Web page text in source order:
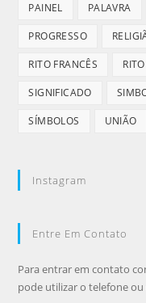
PAINEL PALAVRA
PROGRESSO
RITO FRANCÊS
SIGNIFICADO
SÍMBOLOS UNIÃO
Instagram
Entre Em Contato
Para entrar em contato
pode utilizar o telefone ou